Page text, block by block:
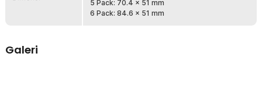
RC. Tinggal pasang dan langsung digunakan tanpa perlu modifikasi
tambahan. Solusi praktis untuk pengguna DIY maupun hobi
Dengan teknologi Nickel Metal Hydride (Ni-MH), baterai ini aman,
5 Pack: 70.4 x 51 mm
6 Pack: 84.6 x 51 mm
Galeri